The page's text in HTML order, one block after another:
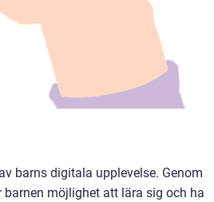
barns digitala upplevelse. Genom
möjlighet att lära sig och ha